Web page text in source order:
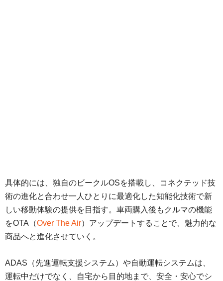
具体的には、独自のビークルOSを搭載し、コネクテッド技
術の進化と合わせ一人ひとりに最適化した知能化技術で新
しい移動体験の提供を目指す。車両購入後もクルマの機能
をOTA（Over The Air）アップデートすることで、魅力的な
商品へと進化させていく。
ADAS（先進運転支援システム）や自動運転システムは、
運転中だけでなく、自宅から目的地まで、安全・安心でシ